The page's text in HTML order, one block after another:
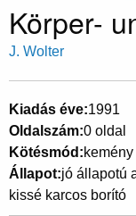
Körper-
J. Wolter
Kiadás éve 1991
Oldalszám 0 oldal
Kötésmód
Állapot jó állapotú
kissé karcos borító